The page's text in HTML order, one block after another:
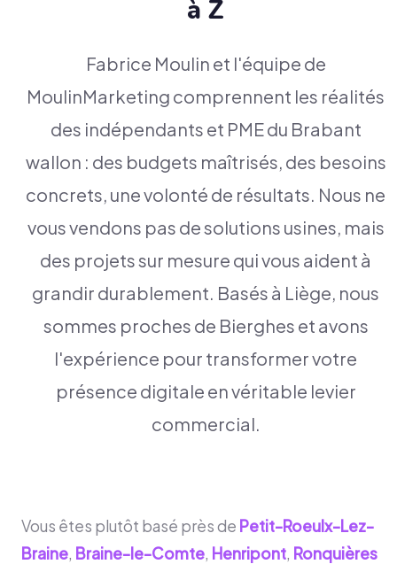
à Z
Fabrice Moulin et l'équipe de
MoulinMarketing comprennent les réalités
des indépendants et PME du Brabant
wallon : des budgets maîtrisés, des besoins
concrets, une volonté de résultats. Nous ne
vous vendons pas de solutions usines, mais
des projets sur mesure qui vous aident à
grandir durablement. Basés à Liège, nous
sommes proches de Bierghes et avons
l'expérience pour transformer votre
présence digitale en véritable levier
commercial.
Vous êtes plutôt basé près de Petit-Roeulx-Lez-
Braine, Braine-le-Comte, Henripont, Ronquières